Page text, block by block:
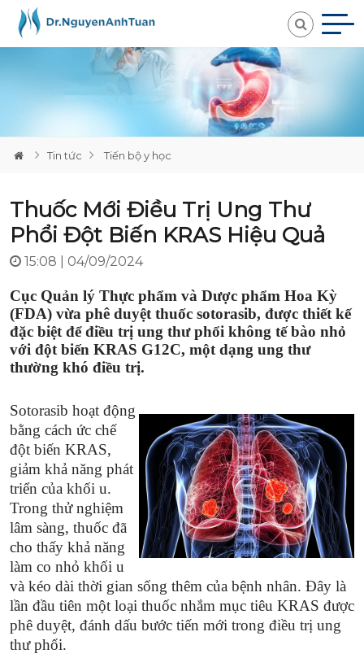
Loading...
Tin tức Tiến bộ y học
Thuốc Mới Điều Trị Ung Thư
Phổi Đột Biến KRAS Hiệu Quả
15:08 | 04/09/2024
Cục Quản lý Thực phẩm và Dược phẩm Hoa Kỳ
(FDA) vừa phê duyệt thuốc sotorasib, được thiết kế
đặc biệt để điều trị ung thư phổi không tế bào nhỏ
với đột biến KRAS G12C, một dạng ung thư
thường khó điều trị.
Sotorasib hoạt động
bằng cách ức chế
đột biến KRAS,
giảm khả năng phát
triển của khối u.
Trong thử nghiệm
lâm sàng, thuốc đã
cho thấy khả năng
làm co nhỏ khối u
và kéo dài thời gian sống thêm của bệnh nhân. Đây là
lần đầu tiên một loại thuốc nhắm mục tiêu KRAS được
phê duyệt, đánh dấu bước tiến mới trong điều trị ung
thư phổi.